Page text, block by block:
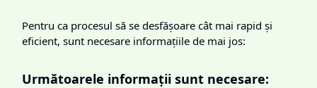
Pentru ca procesul să se desfășoare cât mai rapid și
eficient, sunt necesare informațiile de mai jos:
Următoarele informații sunt necesare: